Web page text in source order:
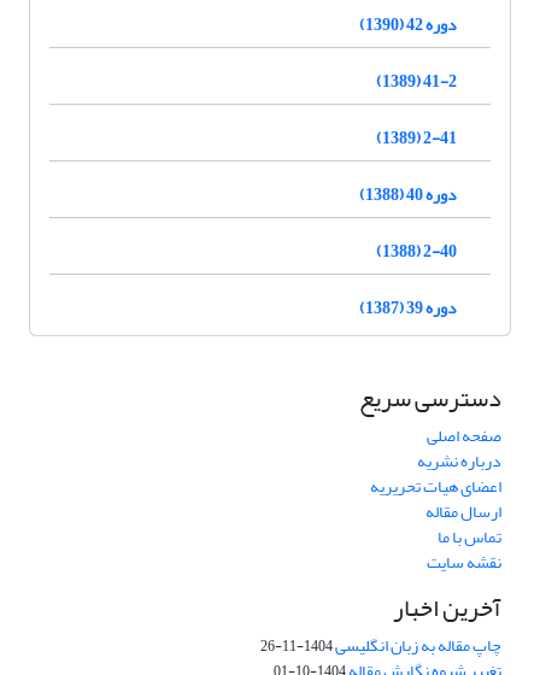
دوره 42 (1390)
41-2 (1389)
2-41 (1389)
دوره 40 (1388)
2-40 (1388)
دوره 39 (1387)
دسترسی سریع
صفحه اصلی
درباره نشریه
اعضای هیات تحریریه
ارسال مقاله
تماس با ما
نقشه سایت
آخرین اخبار
چاپ مقاله به زبان انگلیسی1404-11-26